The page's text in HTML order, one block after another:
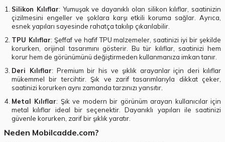
Silikon Kılıflar: Yumuşak ve dayanıklı olan silikon kılıflar, saatinizin
çizilmesini engeller ve şoklara karşı etkili koruma sağlar. Ayrıca,
esnek yapıları sayesinde rahatça takılıp çıkarılabilir.
TPU Kılıflar: Şeffaf ve hafif TPU malzemeler, saatinizi iyi bir şekilde
korurken, orijinal tasarımını gösterir. Bu tür kılıflar, saatinizi hem
korur hem de görünümünü değiştirmeden kullanmanıza imkan tanır.
Deri Kılıflar: Premium bir his ve şıklık arayanlar için deri kılıflar
mükemmel bir tercihtir. Şık ve zarif tasarımlarıyla dikkat çeker,
saatinizi korurken aynı zamanda tarzınızı yansıtır.
Metal Kılıflar: Şık ve modern bir görünüm arayan kullanıcılar için
metal kılıflar ideal bir seçenektir. Dayanıklı yapıları ile saatinizi
güvenle korurken, zarif bir şıklık yaratır.
Neden Mobilcadde.com?